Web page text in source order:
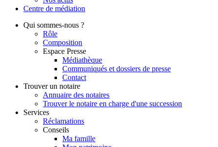
Centre de médiation
Qui sommes-nous ?
Rôle
Composition
Espace Presse
Médiathèque
Communiqués et dossiers de presse
Contact
Trouver un notaire
Annuaire des notaires
Trouver le notaire en charge d'une succession
Services
Réclamations
Conseils
Ma famille